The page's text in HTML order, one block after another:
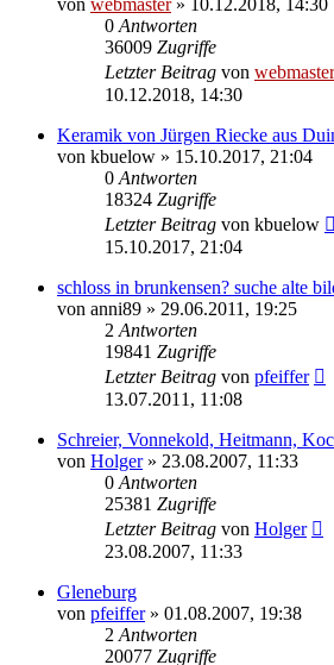
0 Antworten
36009 Zugriffe
Letzter Beitrag von webmaster
10.12.2018, 14:30
Keramik von Jürgen Riecke aus
von kbuelow » 15.10.2017, 21:04
0 Antworten
18324 Zugriffe
Letzter Beitrag von kbuelow
15.10.2017, 21:04
schloss in brunkensen? suche alte
von anni89 » 29.06.2011, 19:25
2 Antworten
19841 Zugriffe
Letzter Beitrag von pfeiffer
13.07.2011, 11:08
Schreier, Vonnekold, Heitmann,
von Holger» 23.08.2007, 11:33
0 Antworten
25381 Zugriffe
Letzter Beitrag von Holger
23.08.2007, 11:33
Gleneburg
von pfeiffer» 01.08.2007, 19:38
2 Antworten
20077 Zugriffe